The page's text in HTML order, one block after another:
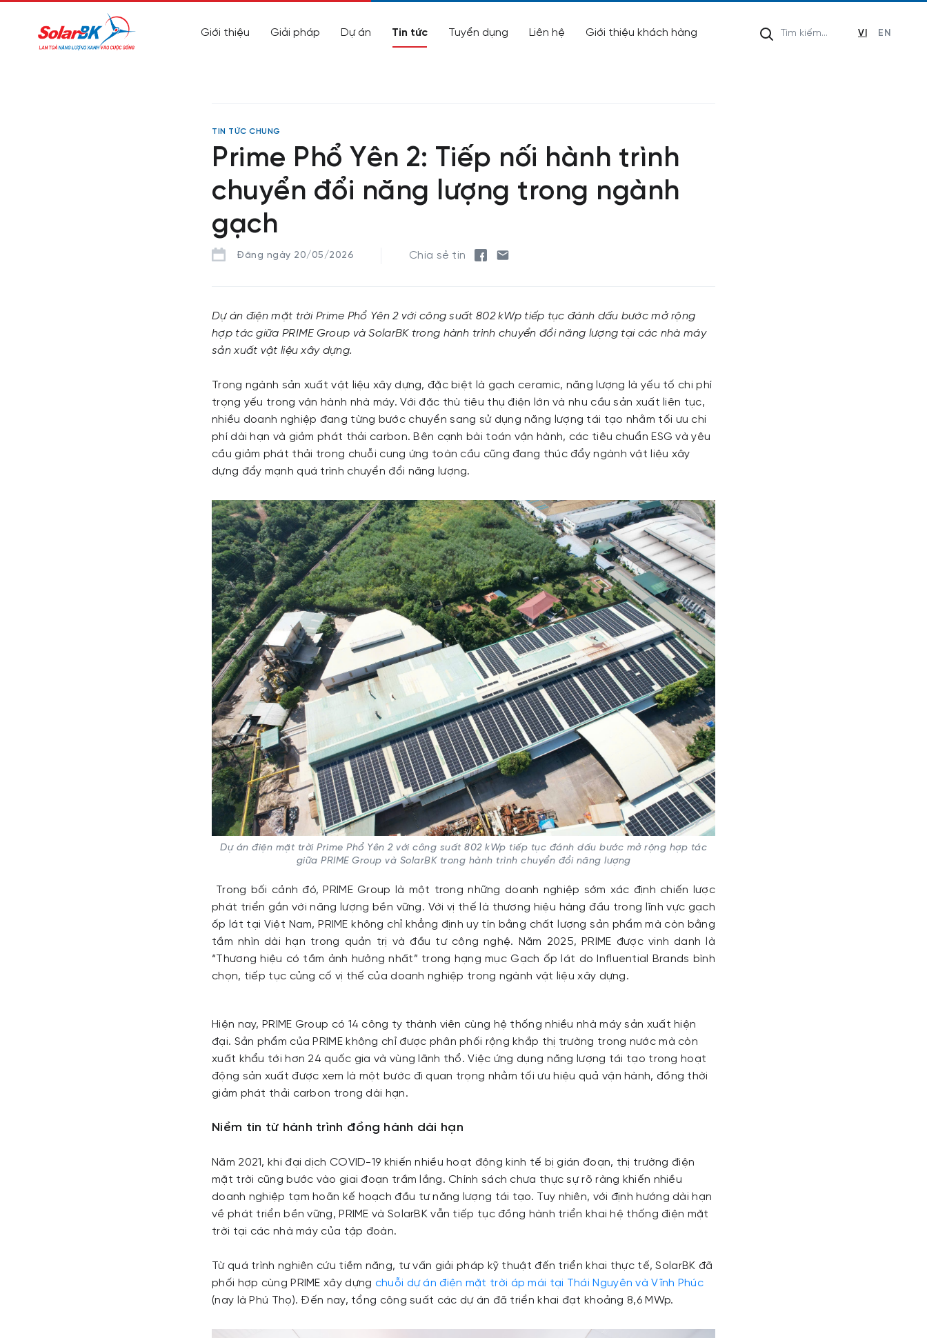
Giới thiệu Giải pháp Dự án Tin tức Tuyển dụng Liên hệ Giới thiệu khách hàng VI EN
TIN TỨC CHUNG
Prime Phổ Yên 2: Tiếp nối hành trình
chuyển đổi năng lượng trong ngành
gạch
Đăng ngày 20/05/2026 Chia sẻ tin
Dự án điện mặt trời Prime Phổ Yên 2 với công suất 802 kWp tiếp tục đánh dấu bước mở rộng
hợp tác giữa PRIME Group và SolarBK trong hành trình chuyển đổi năng lượng tại các nhà máy
sản xuất vật liệu xây dựng.
Trong ngành sản xuất vật liệu xây dựng, đặc biệt là gạch ceramic, năng lượng là yếu tố chi phí
trọng yếu trong vận hành nhà máy. Với đặc thù tiêu thụ điện lớn và nhu cầu sản xuất liên tục,
nhiều doanh nghiệp đang từng bước chuyển sang sử dụng năng lượng tái tạo nhằm tối ưu chi
phí dài hạn và giảm phát thải carbon. Bên cạnh bài toán vận hành, các tiêu chuẩn ESG và yêu
cầu giảm phát thải trong chuỗi cung ứng toàn cầu cũng đang thúc đẩy ngành vật liệu xây
dựng đẩy mạnh quá trình chuyển đổi năng lượng.
Dự án điện mặt trời Prime Phổ Yên 2 với công suất 802 kWp tiếp tục đánh dấu bước mở rộng hợp tác
giữa PRIME Group và SolarBK trong hành trình chuyển đổi năng lượng
Trong bối cảnh đó, PRIME Group là một trong những doanh nghiệp sớm xác định chiến lược
phát triển gắn với năng lượng bền vững. Với vị thế là thương hiệu hàng đầu trong lĩnh vực gạch
ốp lát tại Việt Nam, PRIME không chỉ khẳng định uy tín bằng chất lượng sản phẩm mà còn bằng
tầm nhìn dài hạn trong quản trị và đầu tư công nghệ. Năm 2025, PRIME được vinh danh là
“Thương hiệu có tầm ảnh hưởng nhất” trong hạng mục Gạch ốp lát do Influential Brands bình
chọn, tiếp tục củng cố vị thế của doanh nghiệp trong ngành vật liệu xây dựng.
Hiện nay, PRIME Group có 14 công ty thành viên cùng hệ thống nhiều nhà máy sản xuất hiện
đại. Sản phẩm của PRIME không chỉ được phân phối rộng khắp thị trường trong nước mà còn
xuất khẩu tới hơn 24 quốc gia và vùng lãnh thổ. Việc ứng dụng năng lượng tái tạo trong hoạt
động sản xuất được xem là một bước đi quan trọng nhằm tối ưu hiệu quả vận hành, đồng thời
giảm phát thải carbon trong dài hạn.
Niềm tin từ hành trình đồng hành dài hạn
Năm 2021, khi đại dịch COVID-19 khiến nhiều hoạt động kinh tế bị gián đoạn, thị trường điện
mặt trời cũng bước vào giai đoạn trầm lắng. Chính sách chưa thực sự rõ ràng khiến nhiều
doanh nghiệp tạm hoãn kế hoạch đầu tư năng lượng tái tạo. Tuy nhiên, với định hướng dài hạn
về phát triển bền vững, PRIME và SolarBK vẫn tiếp tục đồng hành triển khai hệ thống điện mặt
trời tại các nhà máy của tập đoàn.
Từ quá trình nghiên cứu tiềm năng, tư vấn giải pháp kỹ thuật đến triển khai thực tế, SolarBK đã
phối hợp cùng PRIME xây dựng chuỗi dự án điện mặt trời áp mái tại Thái Nguyên và Vĩnh Phúc
(nay là Phú Thọ). Đến nay, tổng công suất các dự án đã triển khai đạt khoảng 8,6 MWp.